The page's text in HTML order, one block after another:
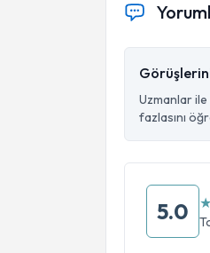
Uzmanlar
fazlasını
5.0 ★